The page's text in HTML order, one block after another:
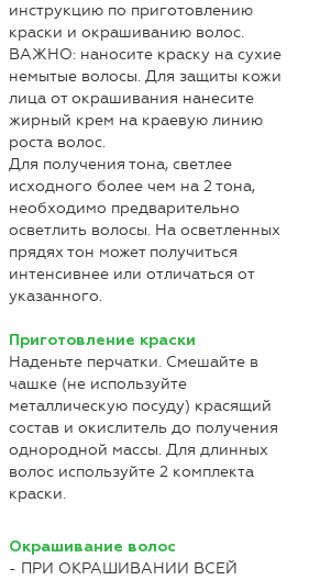
инструкцию по приготовлению
краски и окрашиванию волос.
ВАЖНО: наносите краску на сухие
немытые волосы. Для защиты кожи
лица от окрашивания нанесите
жирный крем на краевую линию
роста волос.
Для получения тона, светлее
исходного более чем на 2 тона,
необходимо предварительно
осветлить волосы. На осветленных
прядях тон может получиться
интенсивнее или отличаться от
указанного.
Приготовление краски
Наденьте перчатки. Смешайте в
чашке (не используйте
металлическую посуду) красящий
состав и окислитель до получения
однородной массы. Для длинных
волос используйте 2 комплекта
краски.
Окрашивание волос
- ПРИ ОКРАШИВАНИИ ВСЕЙ